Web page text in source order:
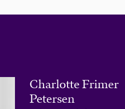
Charlotte Frimer
Petersen